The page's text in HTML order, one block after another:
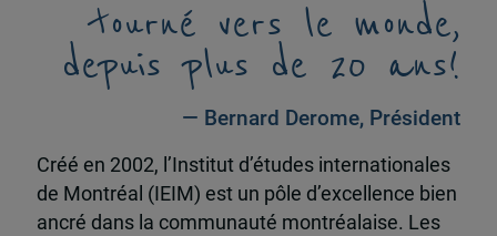
tourné vers le monde,
depuis plus de 20 ans!
— Bernard Derome, Président
Créé en 2002, l’Institut d’études internationales
de Montréal (IEIM) est un pôle d’excellence bien
ancré dans la communauté montréalaise. Les